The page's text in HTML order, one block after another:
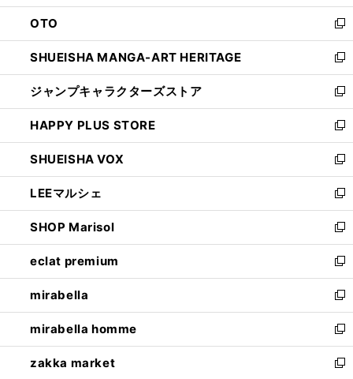
ウ
で
開
く
ン
ド
ウ
で
開
く
OTO
新
し
い
ウ
ィ
ン
ド
ウ
で
開
く
SHUEISHA MANGA-ART HERITAGE
新
し
い
ウ
ィ
ン
ド
ウ
で
開
く
ジャンプキャラクターズストア
新
し
い
ウ
ィ
ン
ド
ウ
で
開
く
HAPPY PLUS STORE
新
し
い
ウ
ィ
ン
ド
ウ
で
開
く
SHUEISHA VOX
新
し
い
ウ
ィ
ン
ド
ウ
で
開
く
LEEマルシェ
新
し
い
ウ
ィ
ン
ド
ウ
で
開
く
SHOP Marisol
新
し
い
ウ
ィ
ン
ド
ウ
で
eclat premium
新
し
い
ウ
ィ
ン
ド
mirabella
新
し
い
ウ
ィ
mirabella homme
新
し
い
zakka market
新